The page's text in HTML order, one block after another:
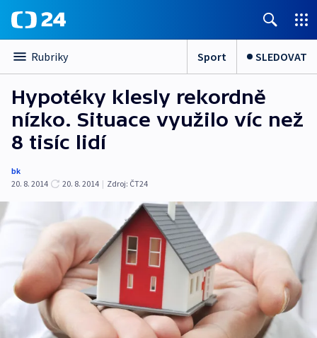
Rubriky Sport SLEDOVAT
Hypotéky klesly rekordně
nízko. Situace využilo víc než
8 tisíc lidí
bk
20. 8. 2014
20. 8. 2014 | Zdroj: ČT24